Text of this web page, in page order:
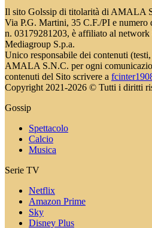
Il sito Golssip di titolarità di AMALA
Via P.G. Martini, 35 C.F./PI e numero
n. 03179281203, è affiliato al network
Mediagroup S.p.a.
Unico responsabile dei contenuti
AMALA S.N.C. per ogni
contenuti del Sito scrivere a
Copyright 2021-2026 © Tutti i diritti
Gossip
Spettacolo
Calcio
Musica
Serie TV
Netflix
Amazon Prime
Sky
Disney Plus